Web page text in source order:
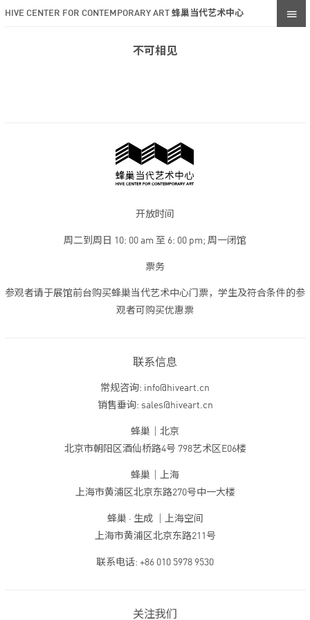
HIVE CENTER FOR CONTEMPORARY ART 蜂巢当代艺术中心
不可相见
开放时间
周二到周日 10: 00 am 至 6: 00 pm; 周一闭馆
票务
参观者请于展馆前台购买蜂巢当代艺术中心门票，学生及符合条件的参
观者可购买优惠票
联系信息
常规咨询: info@hiveart.cn
销售垂询: sales@hiveart.cn
蜂巢｜北京
北京市朝阳区酒仙桥路4号 798艺术区E06楼
蜂巢｜上海
上海市黄浦区北京东路270号中一大楼
蜂巢 · 生成 ｜上海空间
上海市黄浦区北京东路211号
联系电话: +86 010 5978 9530
关注我们